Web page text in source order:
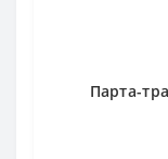
Парта-